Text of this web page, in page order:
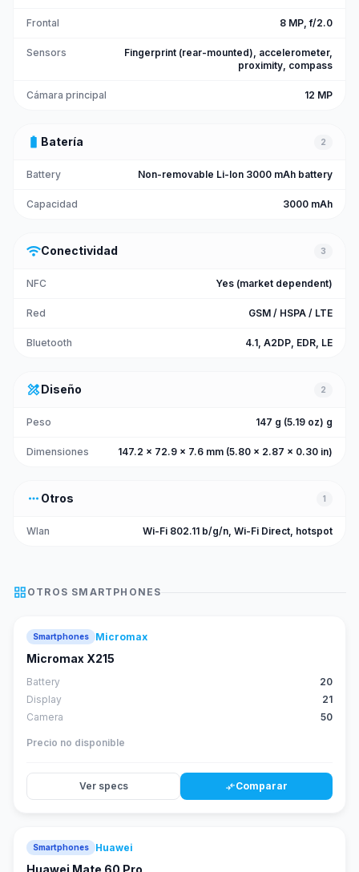
Frontal 8 MP, f/2.0
Sensors
Fingerprint (rear-mounted), accelerometer,
proximity, compass
Cámara principal 12 MP
battery_full Batería 2
Battery Non-removable Li-Ion 3000 mAh battery
Capacidad 3000 mAh
wifiConectividad 3
NFC Yes (market dependent)
Red GSM / HSPA / LTE
Bluetooth 4.1, A2DP, EDR, LE
design_servicesDiseño 2
Peso 147 g (5.19 oz) g
Dimensiones 147.2 x 72.9 x 7.6 mm (5.80 x 2.87 x 0.30 in)
more_horiz Otros 1
Wlan Wi-Fi 802.11 b/g/n, Wi-Fi Direct, hotspot
grid_view OTROS SMARTPHONES
Smartphones Micromax
Micromax X215
Battery
20
Display
21
Camera
50
Precio no disponible
Ver specs compare_arrowsComparar
Smartphones Huawei
Huawei Mate 60 Pro